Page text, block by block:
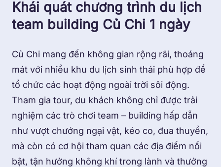
Khái quát chương trình du lịch
team building Củ Chi 1 ngày
Củ Chi mang đến không gian rộng rãi, thoáng
mát với nhiều khu du lịch sinh thái phù hợp để
tổ chức các hoạt động ngoài trời sôi động.
Tham gia tour, du khách không chỉ được trải
nghiệm các trò chơi team – building hấp dẫn
như vượt chướng ngại vật, kéo co, đua thuyền,
mà còn có cơ hội tham quan các địa điểm nổi
bật, tận hưởng không khí trong lành và thưởng